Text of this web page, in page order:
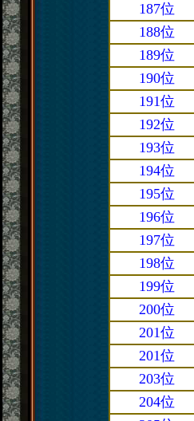
187位
188位
189位
190位
191位
192位
193位
194位
195位
196位
197位
198位
199位
200位
201位
201位
203位
204位